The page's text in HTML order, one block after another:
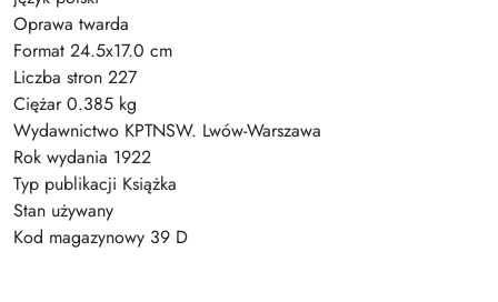
Oprawa twarda
Format 24.5x17.0 cm
Liczba stron 227
Ciężar 0.385 kg
Wydawnictwo KPTNSW. Lwów-Warszawa
Rok wydania 1922
Typ publikacji Książka
Stan używany
Kod magazynowy 39 D